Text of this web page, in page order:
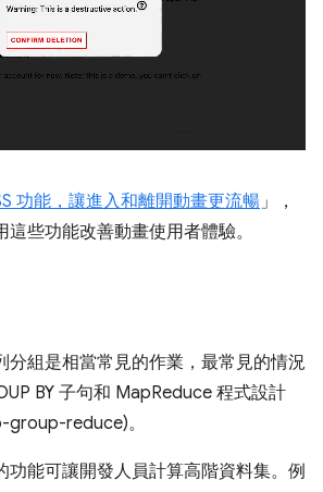
功能，讓進入和離開動畫更流暢 」，
些功能改善動畫使用者體驗。
分組是相當常見的作業，最常見的情況
BY 子句和 MapReduce 程式設計
group-reduce)。
功能可讓開發人員計算高階資料集。例